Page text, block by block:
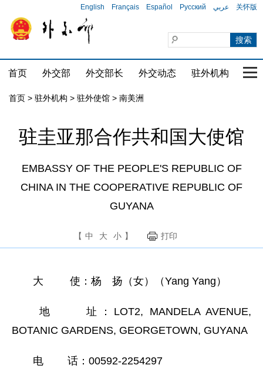
English Français Español Русский عربي 关怀版
首页 外交部 外交部长 外交动态 驻外机构 国
首页 > 驻外机构 > 驻外使馆 > 南美洲
驻圭亚那合作共和国大使馆
EMBASSY OF THE PEOPLE'S REPUBLIC OF
CHINA IN THE COOPERATIVE REPUBLIC OF
GUYANA
【 中 大 小 】 打印
大 使：杨 扬（女）（Yang Yang）
地 址：LOT2, MANDELA AVENUE,
BOTANIC GARDENS, GEORGETOWN, GUYANA
电 话：00592-2254297